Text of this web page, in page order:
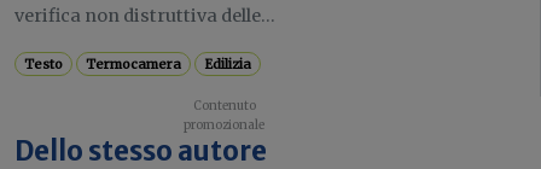
verifica non distruttiva delle...
Testo Termocamera Edilizia
Dello stesso autore